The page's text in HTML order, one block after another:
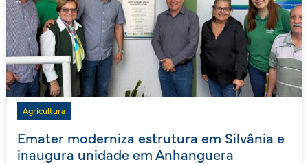
Agricultura
Emater moderniza estrutura em Silvânia e
inaugura unidade em Anhanguera